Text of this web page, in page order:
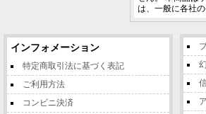
は、一般に各社
インフォメーション
特定商取引法に基づく表記
ご利用方法
コンビニ決済